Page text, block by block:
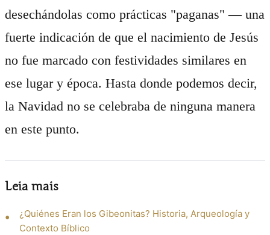
desechándolas como prácticas "paganas" — una
fuerte indicación de que el nacimiento de Jesús
no fue marcado con festividades similares en
ese lugar y época. Hasta donde podemos decir,
la Navidad no se celebraba de ninguna manera
en este punto.
Leia mais
¿Quiénes Eran los Gibeonitas? Historia, Arqueología y
Contexto Bíblico